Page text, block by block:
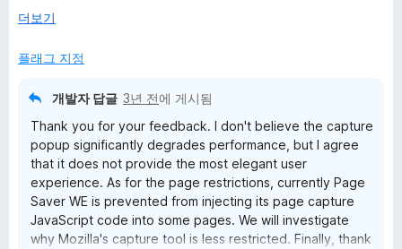
(2)
pages results in the following error message:
However, this is not truly the case, as Firefox's default,
builtin screenshot tool "Control-Shift-S", actually _does_
allow capturing of AMO and most browser-internal pages.
So, this is clearly not a restriction that cannot be overcome,
눌
서
더보기
플래그 지정
개발자 답글 3년 전에 게시됨
Thank you for your feedback. I don't believe the capture
popup significantly degrades performance, but I agree
that it does not provide the most elegant user
experience. As for the page restrictions, currently Page
Saver WE is prevented from injecting its page capture
JavaScript code into some pages. We will investigate
why Mozilla's capture tool is less restricted. Finally, thank